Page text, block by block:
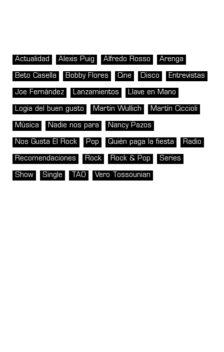
Actualidad Alexis Puig Alfredo Rosso Arenga
Beto Casella Bobby Flores Cine Disco Entrevistas
Joe Fernández Lanzamientos Llave en Mano
Logia del buen gusto Martin Wullich Martín Ciccioli
Música Nadie nos para Nancy Pazos
Nos Gusta El Rock Pop Quién paga la fiesta Radio
Recomendaciones Rock Rock & Pop Series
Show Single TAO Vero Tossounian